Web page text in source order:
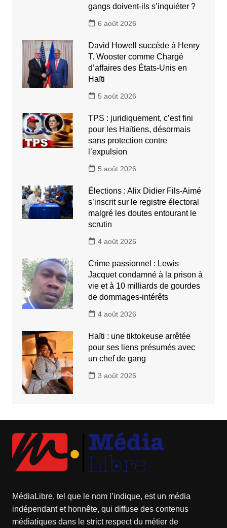
gangs doivent-ils s’inquiéter ?
6 août 2026
David Howell succède à Henry
T. Wooster comme Chargé
d’affaires des États-Unis en
Haïti
5 août 2026
TPS : juridiquement, c’est fini
pour les Haïtiens, désormais
sans protection contre
l’expulsion
5 août 2026
Élections : Alix Didier Fils-Aimé
s’inscrit sur le registre électoral
malgré les doutes entourant le
scrutin
4 août 2026
Crime passionnel : Lewis
Jacquet condamné à la prison à
vie et à 10 milliards de gourdes
de dommages-intérêts
4 août 2026
Haïti : une tiktokeuse arrêtée
pour ses liens présumés avec
un chef de gang
3 août 2026
MédiaLibre, tel que le nom l’indique, est un média
indépendant et honnête, qui diffuse des contenus
médiatiques dans le strict respect du métier de